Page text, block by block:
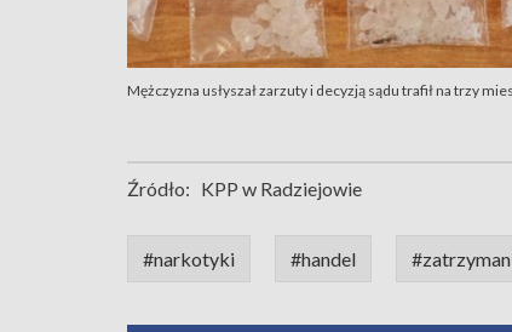
Mężczyzna usłyszał zarzuty i decyzją sądu trafił na trzy
Źródło: KPP w Radziejowie
#narkotyki #handel